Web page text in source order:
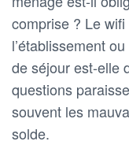
comprise ? Le
l’établissement
de séjour est-elle
questions
souvent les
solde.